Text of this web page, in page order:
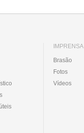
IMPRENSA
Brasão
Fotos
Vídeos